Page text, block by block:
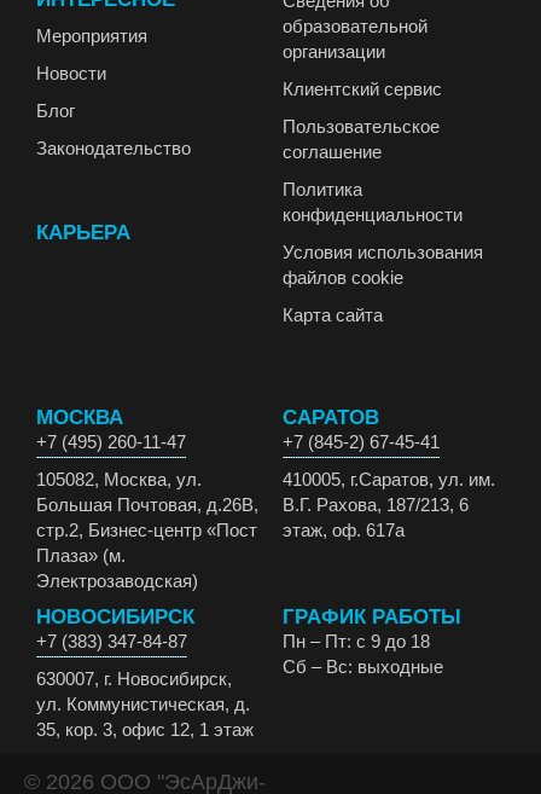
Мероприятия
Новости
Блог
Законодательство
КАРЬЕРА
образовательной
организации
Клиентский сервис
Пользовательское
соглашение
Политика
конфиденциальности
Условия использования
файлов cookie
Карта сайта
МОСКВА
+7 (495) 260-11-47
105082, Москва, ул.
Большая Почтовая, д.26В,
стр.2, Бизнес-центр «Пост
Плаза» (м.
Электрозаводская)
САРАТОВ
+7 (845-2) 67-45-41
410005, г.Саратов, ул. им.
В.Г. Рахова, 187/213, 6
этаж, оф. 617а
НОВОСИБИРСК
+7 (383) 347-84-87
630007, г. Новосибирск,
ул. Коммунистическая, д.
35, кор. 3, офис 12, 1 этаж
ГРАФИК РАБОТЫ
Пн – Пт: с 9 до 18
Сб – Вс: выходные
© 2026 ООО "ЭсАрДжи-